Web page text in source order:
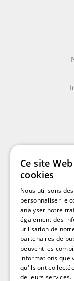
Ce site
cookies
Nous utilisons
personnaliser le
analyser notre
également des
utilisation de
partenaires de
peuvent les
informations que
qu'ils ont
de leurs services.